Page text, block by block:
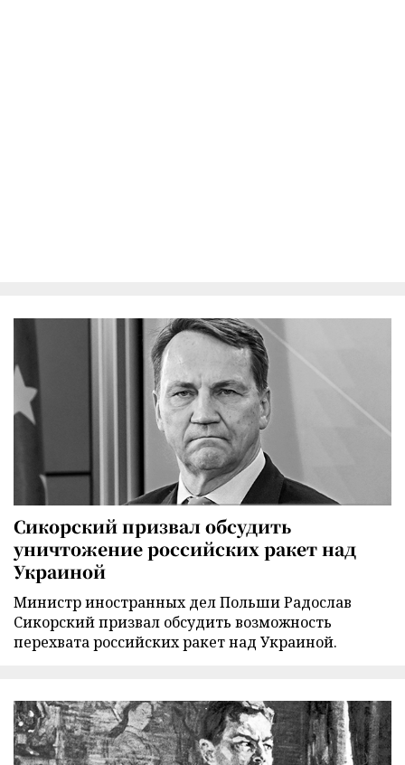
Сикорский призвал обсудить
уничтожение российских ракет над
Украиной
Министр иностранных дел Польши Радослав
Сикорский призвал обсудить возможность
перехвата российских ракет над Украиной.